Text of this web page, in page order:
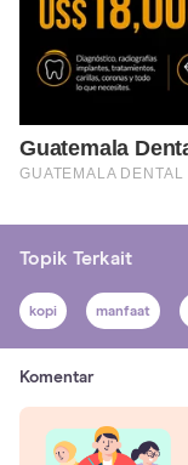
Topik Terkait
kopi manfaat
Komentar